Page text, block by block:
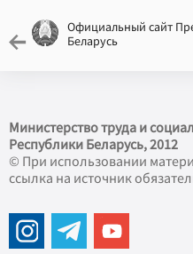
Официальный сайт
Беларусь
Министерство труда и
Республики Беларусь, 2012
© При использовании
ссылка на источник